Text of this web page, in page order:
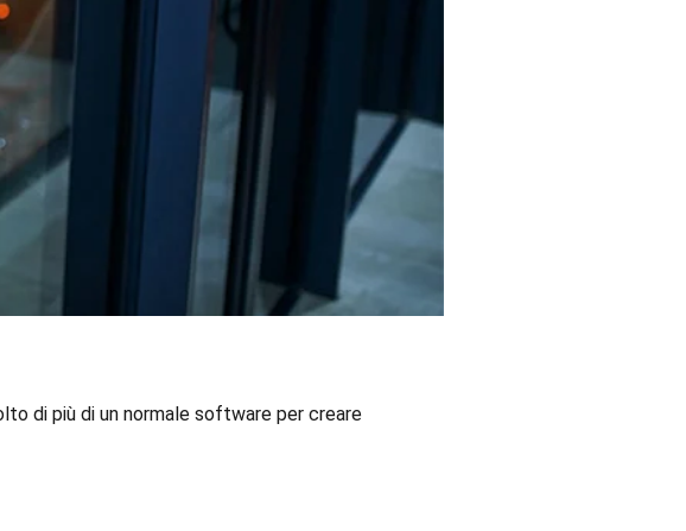
di più di un normale software per creare